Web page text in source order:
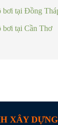
bơi tại Đồng
bơi tại Cần Thơ
XÂY